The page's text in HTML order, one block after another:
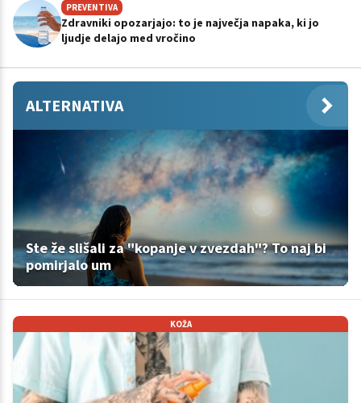
PREVENTIVA
Zdravniki opozarjajo: to je največja napaka, ki jo
ljudje delajo med vročino
ALTERNATIVA
Ste že slišali za "kopanje v zvezdah"? To naj bi
pomirjalo um
KOŽA